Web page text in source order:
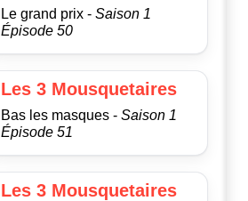
Le grand prix - Saison 1
Épisode 50
Les 3 Mousquetaires
Bas les masques - Saison 1
Épisode 51
Les 3 Mousquetaires